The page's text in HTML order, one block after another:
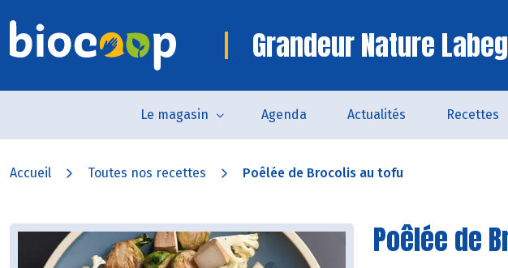
Grandeur Nature
Le magasin Agenda Actualités Recettes
Accueil Toutes nos recettes Poêlée de Brocolis au tofu
Poêlée de